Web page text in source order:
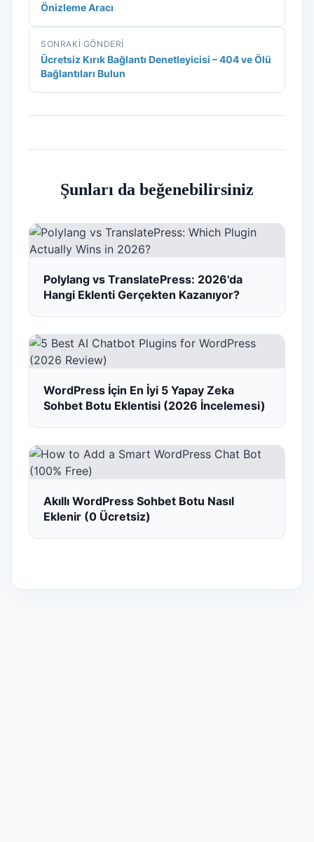
Önizleme Aracı
SONRAKI GÖNDERI
Ücretsiz Kırık Bağlantı Denetleyicisi – 404 ve Ölü
Bağlantıları Bulun
Şunları da beğenebilirsiniz
Polylang vs TranslatePress: 2026'da
Hangi Eklenti Gerçekten Kazanıyor?
WordPress İçin En İyi 5 Yapay Zeka
Sohbet Botu Eklentisi (2026 İncelemesi)
Akıllı WordPress Sohbet Botu Nasıl
Eklenir (0 Ücretsiz)